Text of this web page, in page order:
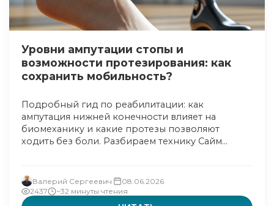
Уровни ампутации стопы и
возможности протезирования: как
сохранить мобильность?
Подробный гид по реабилитации: как
ампутация нижней конечности влияет на
биомеханику и какие протезы позволяют
ходить без боли. Разбираем технику Сайм...
Валерий Сергеевич
08.06.2026
2437
~32 минуты чтения